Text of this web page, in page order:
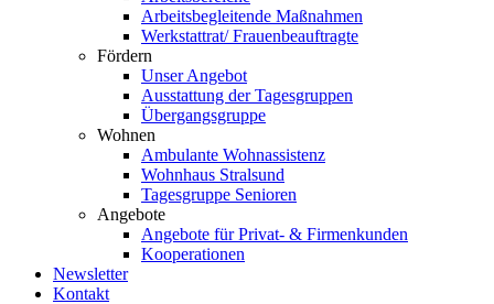
Arbeitsbegleitende Maßnahmen
Werkstattrat/ Frauenbeauftragte
Fördern
Unser Angebot
Ausstattung der Tagesgruppen
Übergangsgruppe
Wohnen
Ambulante Wohnassistenz
Wohnhaus Stralsund
Tagesgruppe Senioren
Angebote
Angebote für Privat- & Firmenkunden
Kooperationen
Newsletter
Kontakt